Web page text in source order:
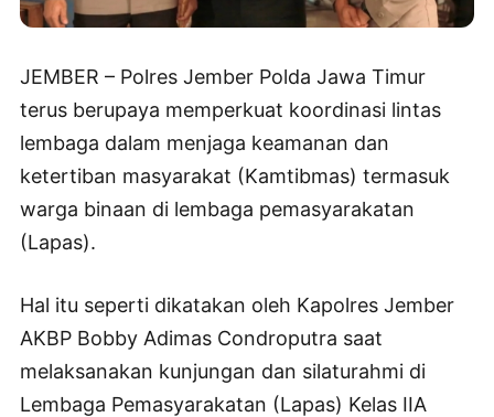
JEMBER – Polres Jember Polda Jawa Timur
terus berupaya memperkuat koordinasi lintas
lembaga dalam menjaga keamanan dan
ketertiban masyarakat (Kamtibmas) termasuk
warga binaan di lembaga pemasyarakatan
(Lapas).
Hal itu seperti dikatakan oleh Kapolres Jember
AKBP Bobby Adimas Condroputra saat
melaksanakan kunjungan dan silaturahmi di
Lembaga Pemasyarakatan (Lapas) Kelas IIA